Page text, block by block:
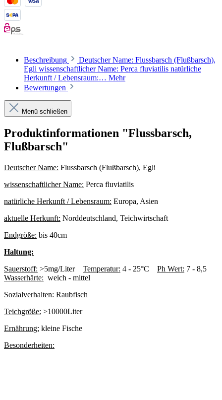
Beschreibung
Deutscher Name: Flussbarsch (Flußbarsch),
Egli wissenschaftlicher Name: Perca fluviatilis natürliche
Herkunft / Lebensraum:… Mehr
Bewertungen
Menü schließen
Produktinformationen "Flussbarsch,
Flußbarsch"
Deutscher Name: Flussbarsch (Flußbarsch), Egli
wissenschaftlicher Name: Perca fluviatilis
natürliche Herkunft / Lebensraum: Europa, Asien
aktuelle Herkunft: Norddeutschland, Teichwirtschaft
Endgröße: bis 40cm
Haltung:
Sauerstoff: >5mg/Liter Temperatur: 4 - 25°C Ph Wert: 7 - 8,5
Wasserhärte: weich - mittel
Sozialverhalten: Raubfisch
Teichgröße: >10000Liter
Ernährung: kleine Fische
Besonderheiten: